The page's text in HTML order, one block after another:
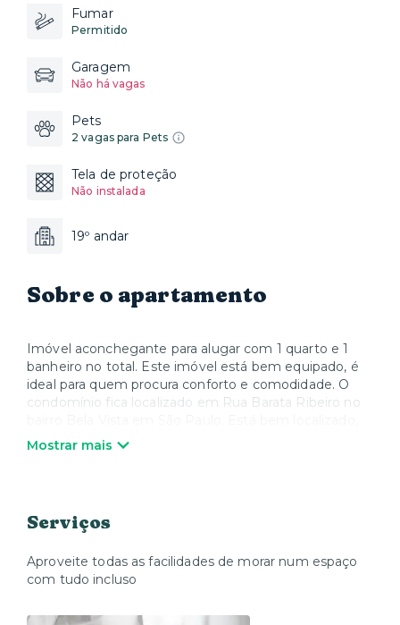
Fumar
Permitido
Garagem
Não há vagas
Pets
2 vagas para Pets
Tela de proteção
Não instalada
19º andar
Sobre o apartamento
Imóvel aconchegante para alugar com 1 quarto e 1
banheiro no total. Este imóvel está bem equipado, é
ideal para quem procura conforto e comodidade. O
condomínio fica localizado em Rua Barata Ribeiro no
próximo a pontos de interesse de Bela Vista, tais
Mostrar mais
Serviços
Aproveite todas as facilidades de morar num espaço
com tudo incluso